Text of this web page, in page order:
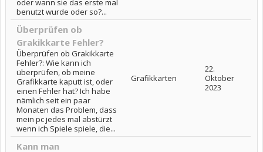
oder wann sie das erste mal
benutzt wurde oder so?...
Überprüfen ob
Grakikkarte Fehler?
Überprüfen ob Grakikkarte
Fehler?: Wie kann ich
überprüfen, ob meine
Grafikkarte kaputt ist, oder
einen Fehler hat? Ich habe
nämlich seit ein paar
Monaten das Problem, dass
mein pc jedes mal abstürzt
wenn ich Spiele spiele, die...
Grafikkarten
22.
Oktober
2023
Kann man